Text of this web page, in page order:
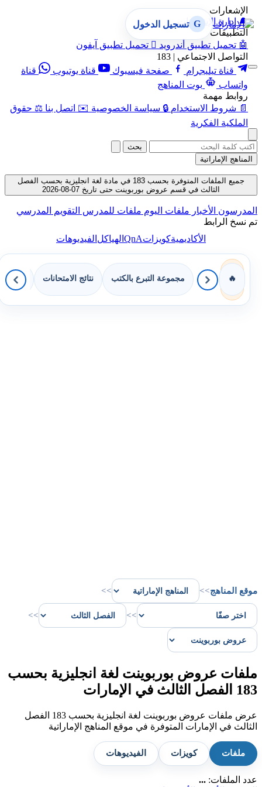
الإشعارات
🔔 إدارة الإشعارات
التطبيقات
🤖 تحميل تطبيق أندرويد  تحميل تطبيق آيفون
التواصل الاجتماعي | 183
قناة تيليجرام
صفحة فيسبوك قناة يوتيوب
قناة
واتساب
بوت المناهج
روابط مهمة
📄 شروط الاستخدام 🔒 سياسة الخصوصية ✉️ اتصل بنا ⚖️ حقوق
الملكية الفكرية
G تسجيل الدخول
بحث
المناهج الإماراتية
جميع الملفات المتوفرة بحسب 183 في مادة لغة انجليزية بحسب الفصل
الثالث في قسم عروض بوربوينت حتى تاريخ 07-08-2026
المدرسون الأخبار ملفات اليوم ملفات للمدرس التقويم المدرسي
تم نسخ الرابط
الأكاديميةكويزاتQnAالهياكلالفيديوهات
🔥 مجموعة التبرع بالكتب نتائج الامتحانات
موقع المناهج>>
>>
>>
>>
ملفات عروض بوربوينت لغة انجليزية بحسب
183 الفصل الثالث في الإمارات
عرض ملفات عروض بوربوينت لغة انجليزية بحسب 183 الفصل
الثالث في الإمارات المتوفرة في موقع المناهج الإماراتية
ملفات كويزات الفيديوهات
عدد الملفات: ...